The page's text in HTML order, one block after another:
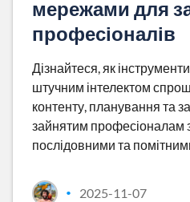
мережами для
професіоналів
Дізнайтеся, як
штучним інтелектом
контенту, планування та
зайнятим професіоналам
послідовними та
• 2025-11-07